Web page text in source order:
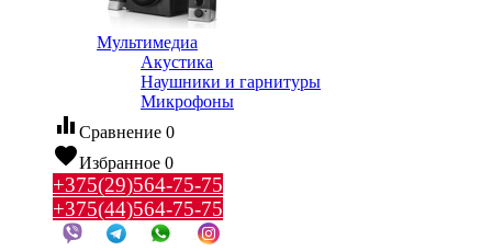
Мультимедиа
Акустика
Наушники и гарнитуры
Микрофоны
equalizer Сравнение 0
favoriteИзбранное 0
+375(29)564-75-75
+375(44)564-75-75